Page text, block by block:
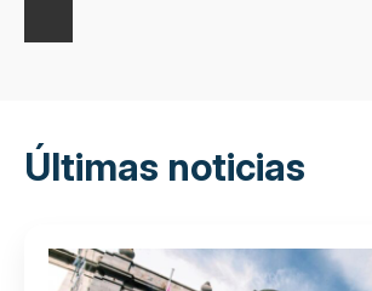
Últimas noticias